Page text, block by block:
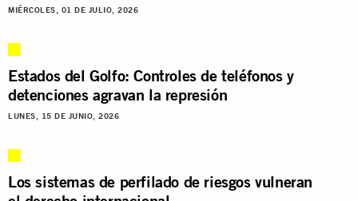
MIÉRCOLES, 01 DE JULIO, 2026
Estados del Golfo: Controles de teléfonos y
detenciones agravan la represión
LUNES, 15 DE JUNIO, 2026
Los sistemas de perfilado de riesgos vulneran